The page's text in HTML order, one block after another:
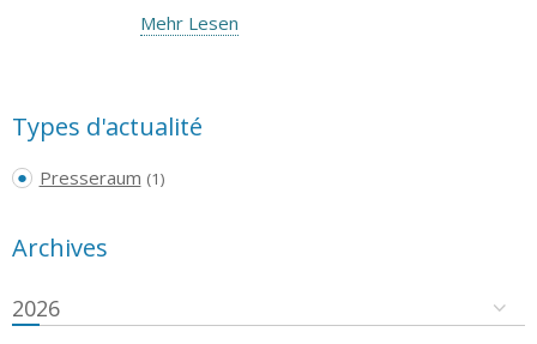
Mehr Lesen
Types d'actualité
Presseraum (1)
Archives
2026